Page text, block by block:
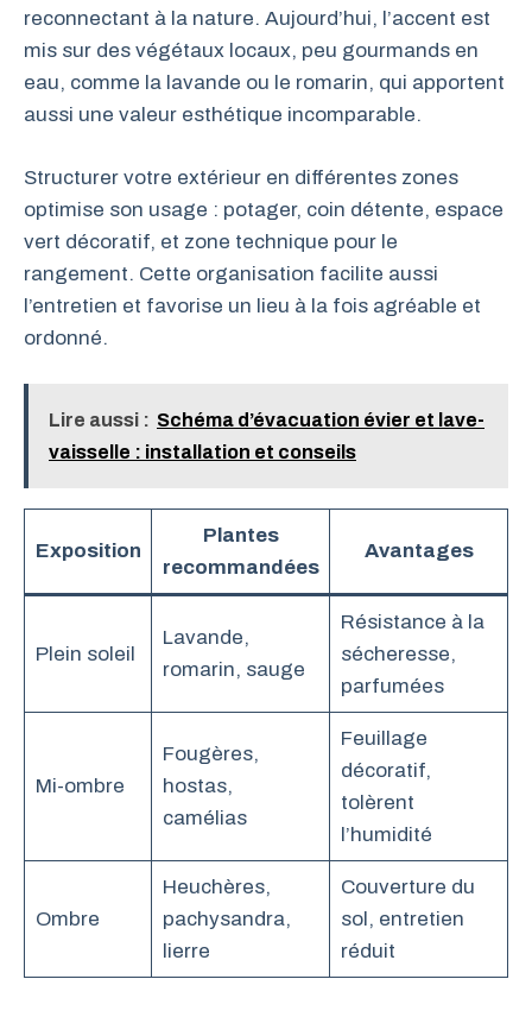
reconnectant à la nature. Aujourd’hui, l’accent est
mis sur des végétaux locaux, peu gourmands en
eau, comme la lavande ou le romarin, qui apportent
aussi une valeur esthétique incomparable.
Structurer votre extérieur en différentes zones
optimise son usage : potager, coin détente, espace
vert décoratif, et zone technique pour le
rangement. Cette organisation facilite aussi
l’entretien et favorise un lieu à la fois agréable et
ordonné.
Lire aussi : Schéma d’évacuation évier et lave-
vaisselle : installation et conseils
Exposition
Plantes
recommandées
Avantages
Plein soleil
Lavande,
romarin, sauge
Résistance à la
sécheresse,
parfumées
Mi-ombre
Fougères,
hostas,
camélias
Feuillage
décoratif,
tolèrent
l’humidité
Ombre
Heuchères,
pachysandra,
lierre
Couverture du
sol, entretien
réduit